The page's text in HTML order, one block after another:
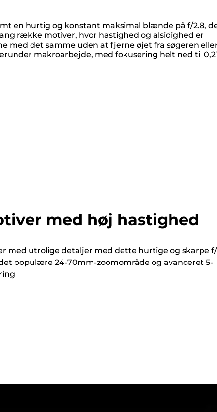
en hurtig og konstant maksimal blænde på f/2.8,
række motiver, hvor hastighed og alsidighed er
med det samme uden at fjerne øjet fra søgeren
makroarbejde, med fokusering helt ned til
med høj hastighed
med utrolige detaljer med dette hurtige og skarpe
populære 24-70mm-zoomområde og avanceret 5-